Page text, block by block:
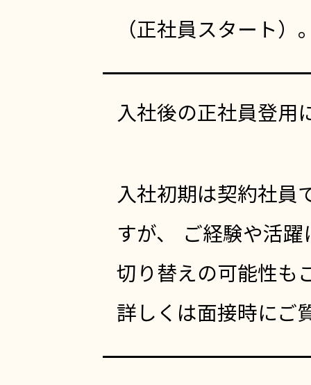
（正社員スタート）
入社後の正社員登用
入社初期は契約社員
すが、 ご経験や活
切り替えの可能性も
詳しくは面接時にご